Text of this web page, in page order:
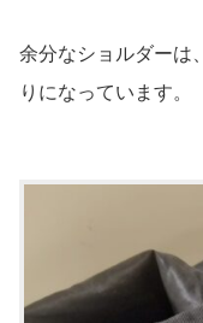
余分なショルダーは
りになっています。